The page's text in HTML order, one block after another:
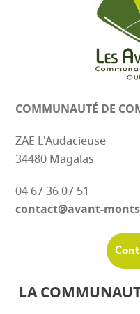
COMMUNAUTÉ DE
ZAE L'Audacieuse
34480 Magalas
04 67 36 07 51
contact@avant-
LA